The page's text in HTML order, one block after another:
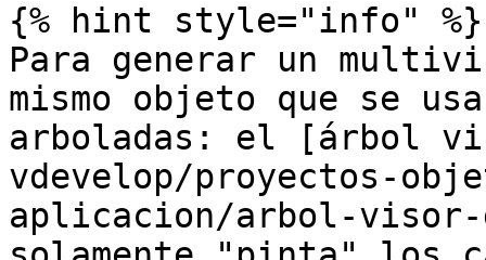
{% hint style="info" %}
Para generar un
mismo objeto que se
arboladas: el [árbol
vdevelop/proyectos-
aplicacion/arbol-